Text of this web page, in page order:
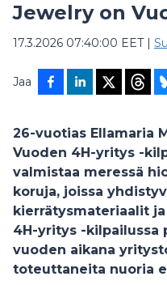
Jewelry on
17.3.2026 07:40:00 EET|
Jaa
26-vuotias Ellamaria
Vuoden 4H-yritys -
valmistaa meressä
koruja, joissa
kierrätysmateriaalit
4H-yritys -kilpailussa
vuoden aikana
toteuttaneita nuoria